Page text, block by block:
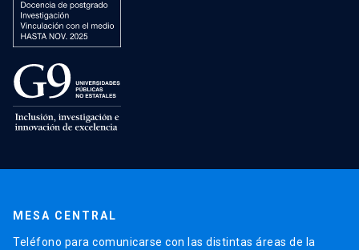
MESA CENTRAL
Teléfono para comunicarse con las distintas áreas de la